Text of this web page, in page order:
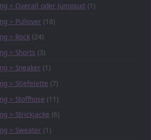
> Overall oder Jumpsuit (1)
> Pullover (18)
> Rock (24)
> Shorts (3)
> Sneaker (1)
> Stiefelette (7)
> Stoffhose (11)
> Strickjacke (6)
> Sweater (1)